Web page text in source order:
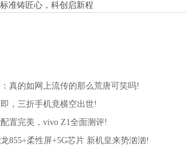
准铸匠心，科创启新程
真的如网上流传的那么荒唐可笑吗!
，三折手机竟横空出世!
置完美，vivo Z1全面测评!
855+柔性屏+5G芯片 新机皇来势汹汹!